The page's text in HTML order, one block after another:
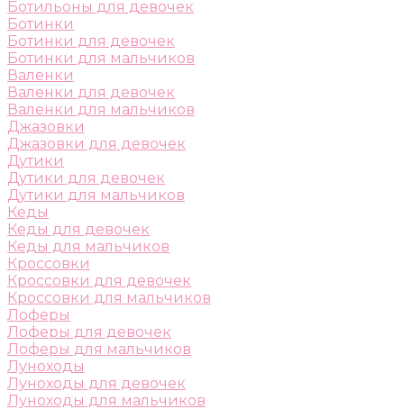
Ботильоны для девочек
Ботинки
Ботинки для девочек
Ботинки для мальчиков
Валенки
Валенки для девочек
Валенки для мальчиков
Джазовки
Джазовки для девочек
Дутики
Дутики для девочек
Дутики для мальчиков
Кеды
Кеды для девочек
Кеды для мальчиков
Кроссовки
Кроссовки для девочек
Кроссовки для мальчиков
Лоферы
Лоферы для девочек
Лоферы для мальчиков
Луноходы
Луноходы для девочек
Луноходы для мальчиков